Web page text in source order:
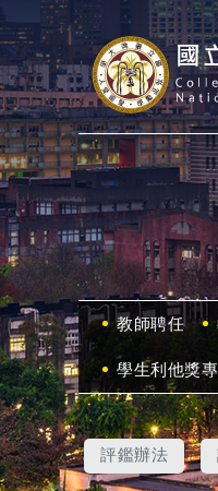
教師聘任
學生利他獎
評鑑辦法